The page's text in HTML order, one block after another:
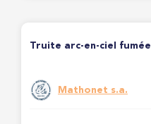
Truite arc-en-ciel fumée
Mathonet s.a.